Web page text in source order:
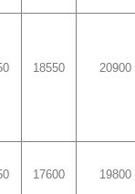
18550 20900
17600 19800